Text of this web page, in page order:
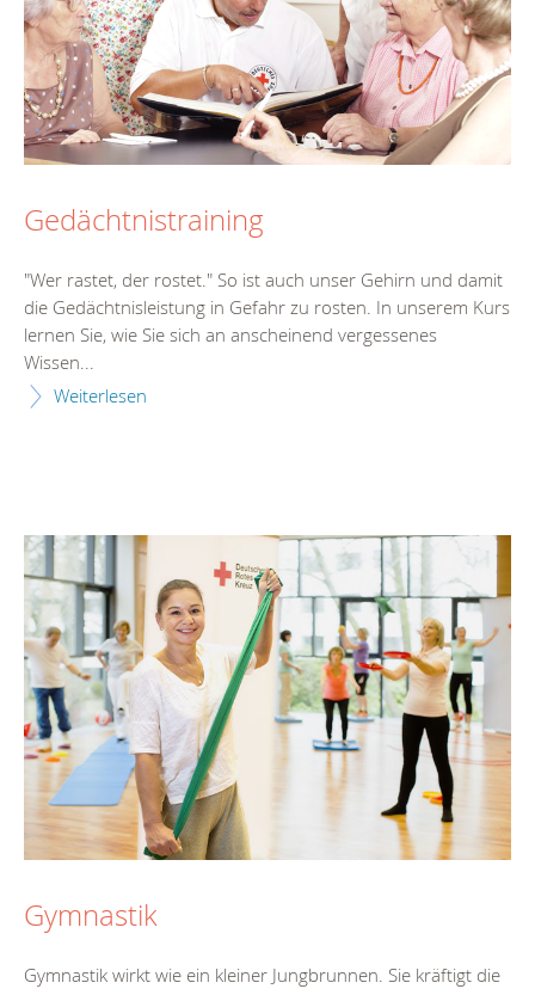
Gedächtnistraining
"Wer rastet, der rostet." So ist auch unser Gehirn und damit
die Gedächtnisleistung in Gefahr zu rosten. In unserem Kurs
lernen Sie, wie Sie sich an anscheinend vergessenes
Wissen...
Weiterlesen
Gymnastik
Gymnastik wirkt wie ein kleiner Jungbrunnen. Sie kräftigt die